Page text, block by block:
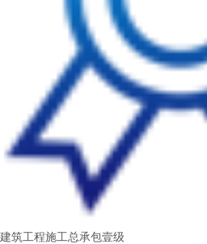
建筑工程施工总承包壹级